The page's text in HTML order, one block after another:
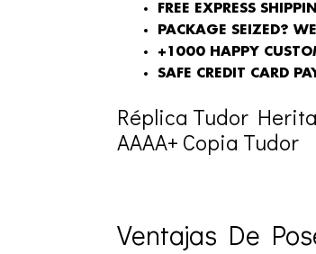
FREE EXPRESS
PACKAGE SEIZED?
+1000 HAPPY
SAFE CREDIT CARD
Réplica Tudor
AAAA+ Copia Tudor
Ventajas De